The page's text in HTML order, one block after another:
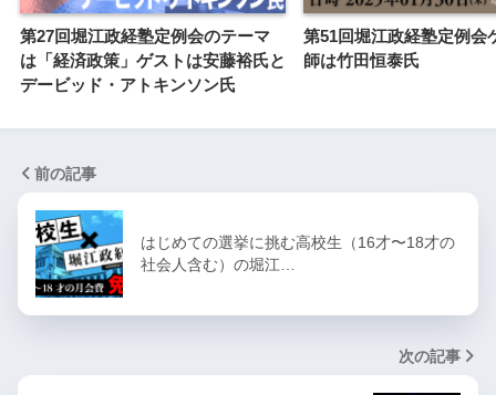
第27回堀江政経塾定例会のテーマ
は「経済政策」ゲストは安藤裕氏と
デービッド・アトキンソン氏
第51回堀江政経塾定例会
師は竹田恒泰氏
前の記事
はじめての選挙に挑む高校生（16才〜18才の
社会人含む）の堀江…
次の記事